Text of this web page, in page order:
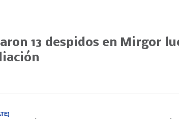
13 despidos en Mirgor